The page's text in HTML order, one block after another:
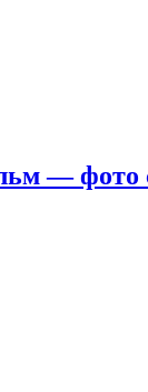
— фото